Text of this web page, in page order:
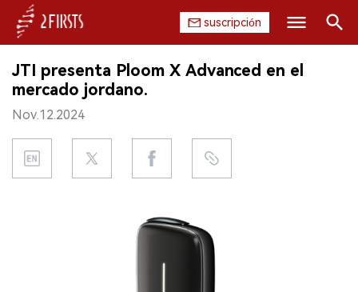
suscripción
INICIO
EMPRESA
PRODUCTO
Buscar
JTI presenta Ploom X Advanced en el
mercado jordano.
Nov.12.2024